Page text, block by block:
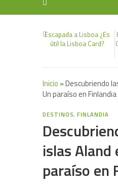
Escapada a Lisboa ¿Es
útil la Lisboa Card?
Inicio »Descubriendo
Un paraíso en Finlandia
DESTINOS,FINLANDIA
islas Aland
paraíso en